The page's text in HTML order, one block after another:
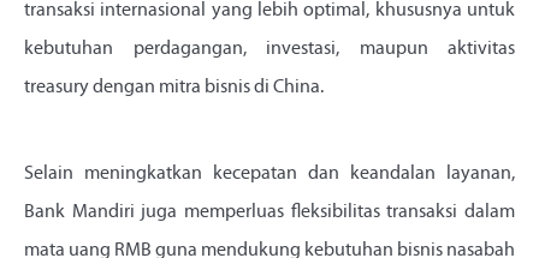
transaksi internasional yang lebih optimal, khususnya untuk
kebutuhan perdagangan, investasi, maupun aktivitas
treasury dengan mitra bisnis di China.
Selain meningkatkan kecepatan dan keandalan layanan,
Bank Mandiri juga memperluas fleksibilitas transaksi dalam
mata uang RMB guna mendukung kebutuhan bisnis nasabah